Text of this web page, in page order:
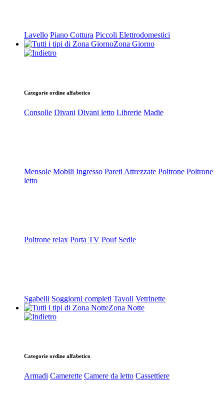
Lavello Piano Cottura Piccoli Elettrodomestici
Zona Giorno
Categorie ordine alfabetico
Consolle Divani Divani letto Librerie Madie
Mensole Mobili Ingresso Pareti Attrezzate Poltrone Poltrone
letto
Poltrone relax Porta TV Pouf Sedie
Sgabelli Soggiorni completi Tavoli Vetrinette
Zona Notte
Categorie ordine alfabetico
Armadi Camerette Camere da letto Cassettiere